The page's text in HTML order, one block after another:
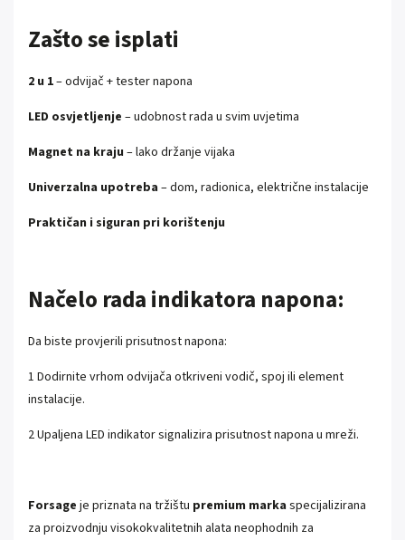
Zašto se isplati
2 u 1– odvijač + tester napona
LED osvjetljenje – udobnost rada u svim uvjetima
Magnet na kraju – lako držanje vijaka
Univerzalna upotreba – dom, radionica, električne instalacije
Praktičan i siguran pri korištenju
Načelo rada indikatora napona:
Da biste provjerili prisutnost napona:
1 Dodirnite vrhom odvijača otkriveni vodič, spoj ili element
instalacije.
2 Upaljena LED indikator signalizira prisutnost napona u mreži.
Forsage je priznata na tržištu premium marka specijalizirana
za proizvodnju visokokvalitetnih alata neophodnih za